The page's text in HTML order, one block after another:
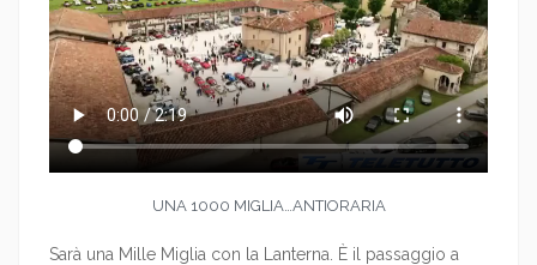
UNA 1000 MIGLIA…ANTIORARIA
Sarà una Mille Miglia con la Lanterna. È il passaggio a